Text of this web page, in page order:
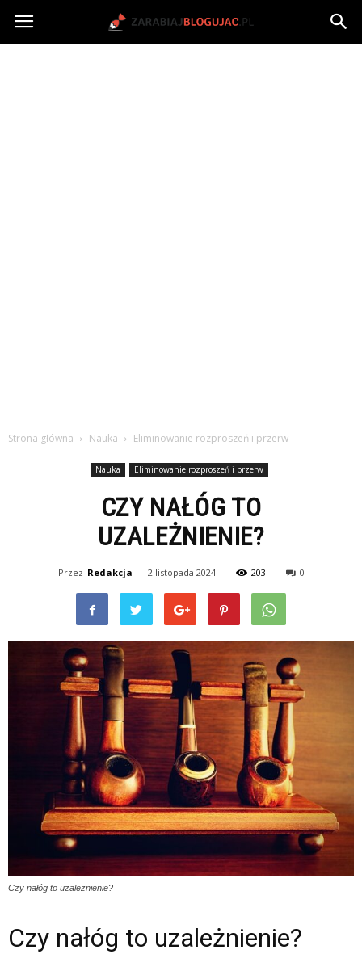
Jak
Strona główna Nauka Eliminowanie rozproszeń i przerw
Nauka Eliminowanie rozproszeń i przerw
CZY NAŁÓG TO
UZALEŻNIENIE?
Przez Redakcja - 2 listopada 2024 203 0
Czy nałóg to uzależnienie?
Czy nałóg to uzależnienie?